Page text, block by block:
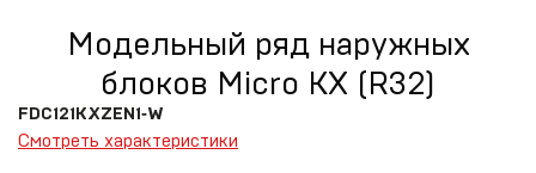
Модельный ряд наружных
блоков Micro KX (R32)
FDC121KXZEN1‑W
Смотреть характеристики